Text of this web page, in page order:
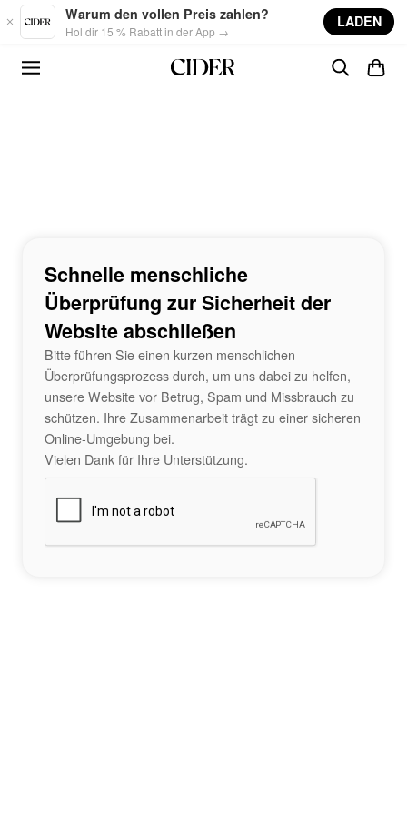
Skip to main content
Warum den vollen Preis zahlen?
Hol dir 15 % Rabatt in der App →
LADEN
Schnelle menschliche
Überprüfung zur Sicherheit der
Website abschließen
Bitte führen Sie einen kurzen menschlichen
Überprüfungsprozess durch, um uns dabei zu helfen,
unsere Website vor Betrug, Spam und Missbrauch zu
schützen. Ihre Zusammenarbeit trägt zu einer sicheren
Online-Umgebung bei.
Vielen Dank für Ihre Unterstützung.